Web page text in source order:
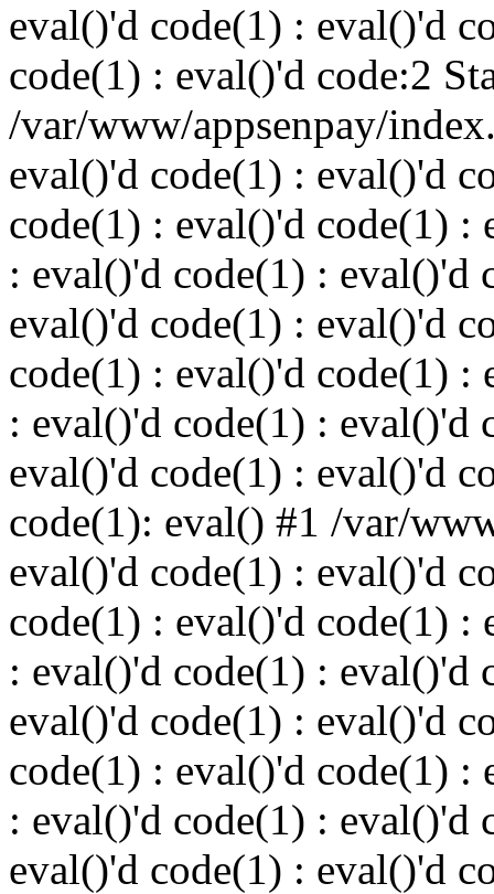
eval()'d code(1) : eval()'d
code(1) : eval()'d code:2
/var/www/appsenpay/
eval()'d code(1) : eval()'d
code(1) : eval()'d code(1) :
: eval()'d code(1) : eval()'d
eval()'d code(1) : eval()'d
code(1) : eval()'d code(1) :
: eval()'d code(1) : eval()'d
eval()'d code(1) : eval()'d
code(1): eval() #1 /var/
eval()'d code(1) : eval()'d
code(1) : eval()'d code(1) :
: eval()'d code(1) : eval()'d
eval()'d code(1) : eval()'d
code(1) : eval()'d code(1) :
: eval()'d code(1) : eval()'d
eval()'d code(1) : eval()'d